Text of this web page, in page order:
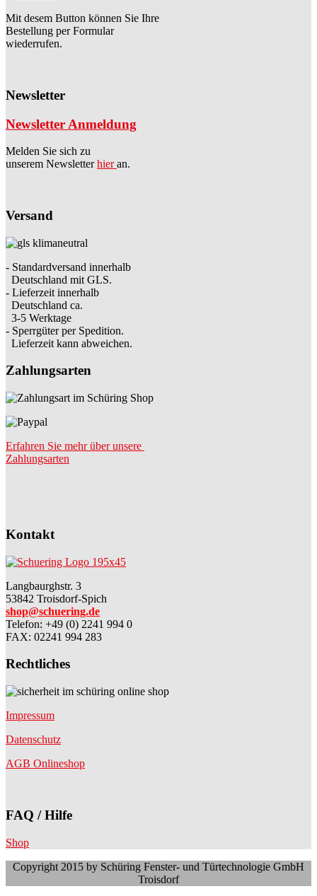
Mit desem Button können Sie Ihre
Bestellung per Formular
wiederrufen.
Newsletter
Newsletter Anmeldung
Melden Sie sich zu
unserem Newsletterhieran.
Versand
- Standardversand innerhalb
Deutschland mit GLS.
- Lieferzeit innerhalb
Deutschland ca.
3-5 Werktage
- Sperrgüter per Spedition.
Lieferzeit kann abweichen.
Zahlungsarten
Erfahren Sie mehr über unsere
Zahlungsarten
Kontakt
Langbaurghstr. 3
53842 Troisdorf-Spich
shop@schuering.de
Telefon: +49 (0) 2241 994 0
FAX: 02241 994 283
Rechtliches
Impressum
Datenschutz
AGB Onlineshop
FAQ / Hilfe
Shop
Copyright 2015 by Schüring Fenster- und Türtechnologie GmbH
Troisdorf